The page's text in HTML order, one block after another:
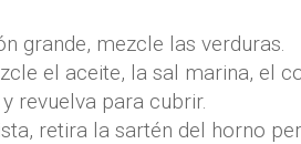
grande, mezcle las verduras.
el aceite, la sal marina, el
revuelva para cubrir.
retira la sartén del horno